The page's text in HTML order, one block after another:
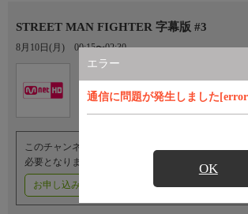
エラー
通信に問題が発生しました
OK
STREET MAN FIGHTER 字幕版 #3
8月10日(月) 00:15〜02:30
このチャンネルのご視聴には、オプションチャンネ
必要となります。
お申し込みはこちら ご利用料金はこちら